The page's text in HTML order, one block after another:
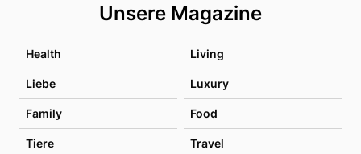
Unsere Magazine
Health Living
Liebe Luxury
Family Food
Tiere Travel